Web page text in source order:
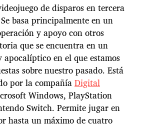
de disparos en tercera
basa principalmente en un
y apoyo con otros
que se encuentra en un
en el que estamos
sobre nuestro pasado. Está
por la compañíaDigital
Windows, PlayStation
Switch. Permite jugar en
hasta un máximo de cuatro